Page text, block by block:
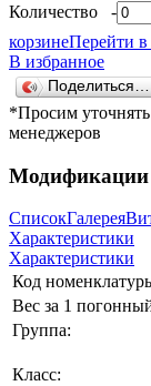
Количество -
корзинеПерейти в
В избранное
Поделиться…
*Просим
менеджеров
Модификации
СписокГалерея
Характеристики
Характеристики
Код
Вес за 1
Группа:
Класс: